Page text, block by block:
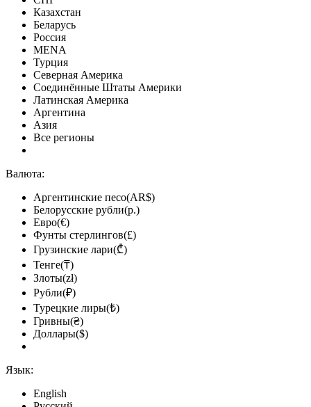
Казахстан
Беларусь
Россия
MENA
Турция
Северная Америка
Соединённые Штаты Америки
Латинская Америка
Аргентина
Азия
Все регионы
Валюта:
Аргентинские песо(AR$)
Белорусские рубли(р.)
Евро(€)
Фунты стерлингов(£)
Грузинские лари(₾)
Тенге(₸)
Злоты(zł)
Рубли(₽)
Турецкие лиры(₺)
Гривны(₴)
Доллары($)
Язык:
English